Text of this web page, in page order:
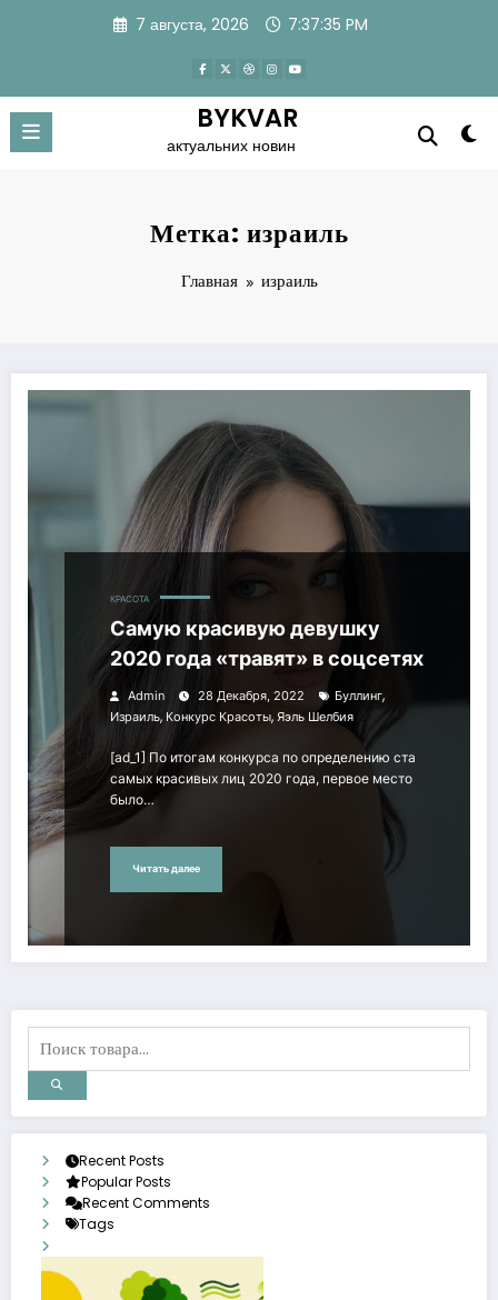
7 августа, 2026 7:37:36 PM
BYKVAR
актуальних новин
Метка: израиль
Главная израиль
КРАСОТА
Самую красивую девушку
2020 года «травят» в соцсетях
Admin 28 Декабря, 2022 Буллинг,
Израиль, Конкурс Красоты, Яэль Шелбия
[ad_1] По итогам конкурса по определению ста
самых красивых лиц 2020 года, первое место
было…
Читать далее
Recent Posts
Popular Posts
Recent Comments
Tags